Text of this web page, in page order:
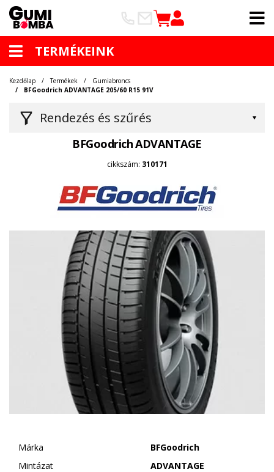
TERMÉKEINK
Rendezés és szűrés
Kezdőlap Termékek
Gumiabroncs
BFGoodrich ADVANTAGE 205/60 R15 91V
BFGoodrich ADVANTAGE
cikkszám: 310171
Márka
BFGoodrich
Mintázat
ADVANTAGE